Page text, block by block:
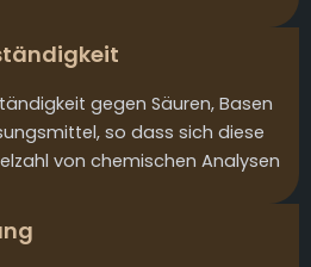
gegen Säuren, Basen
so dass sich diese
von chemischen Analysen